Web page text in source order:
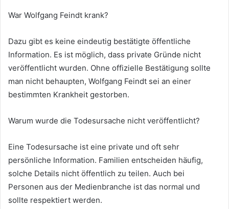
War Wolfgang Feindt krank?
Dazu gibt es keine eindeutig bestätigte öffentliche
Information. Es ist möglich, dass private Gründe nicht
veröffentlicht wurden. Ohne offizielle Bestätigung sollte
man nicht behaupten, Wolfgang Feindt sei an einer
bestimmten Krankheit gestorben.
Warum wurde die Todesursache nicht veröffentlicht?
Eine Todesursache ist eine private und oft sehr
persönliche Information. Familien entscheiden häufig,
solche Details nicht öffentlich zu teilen. Auch bei
Personen aus der Medienbranche ist das normal und
sollte respektiert werden.